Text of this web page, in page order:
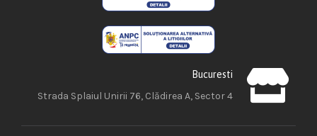
Bucuresti
Strada Splaiul Unirii 76, Clădirea A, Sector 4